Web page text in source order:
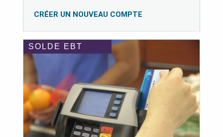
CRÉER UN NOUVEAU COMPTE
SOLDE EBT